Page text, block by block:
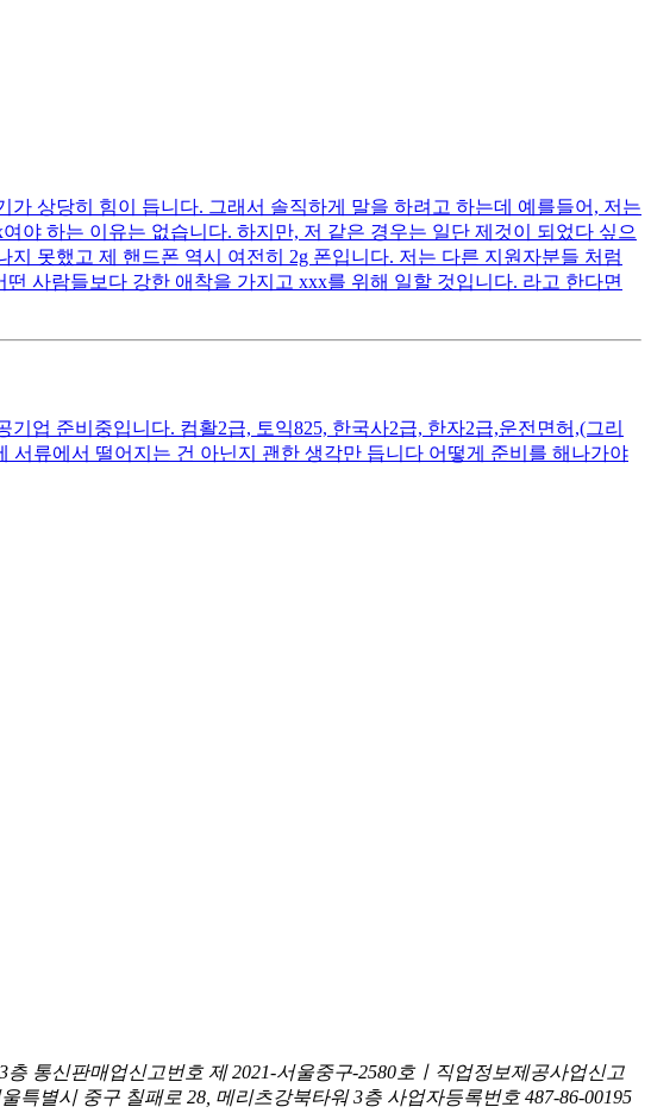
상당히 힘이 듭니다. 그래서 솔직하게 말을 하려고 하는데 예를들어, 저는
야 하는 이유는 없습니다. 하지만, 저 같은 경우는 일단 제것이 되었다 싶으
못했고 제 핸드폰 역시 여전히 2g 폰입니다. 저는 다른 지원자분들 처럼
사람들보다 강한 애착을 가지고 xxx를 위해 일할 것입니다. 라고 한다면
업 준비중입니다. 컴활2급, 토익825, 한국사2급, 한자2급,운전면허,(그리
류에서 떨어지는 건 아닌지 괜한 생각만 듭니다 어떻게 준비를 해나가야
층 통신판매업신고번호 제 2021-서울중구-2580호ㅣ직업정보제공사업신고
울특별시 중구 칠패로 28, 메리츠강북타워 3층 사업자등록번호 487-86-00195